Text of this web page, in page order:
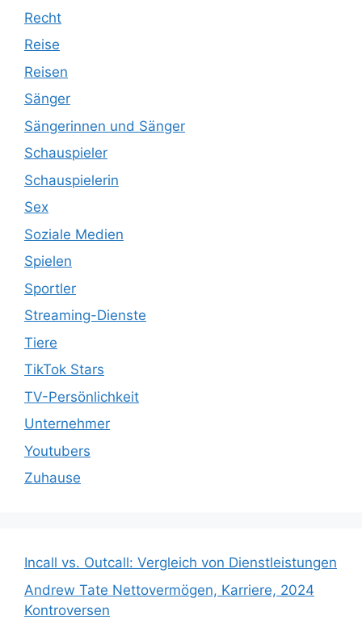
Recht
Reise
Reisen
Sänger
Sängerinnen und Sänger
Schauspieler
Schauspielerin
Sex
Soziale Medien
Spielen
Sportler
Streaming-Dienste
Tiere
TikTok Stars
TV-Persönlichkeit
Unternehmer
Youtubers
Zuhause
Incall vs. Outcall: Vergleich von Dienstleistungen
Andrew Tate Nettovermögen, Karriere, 2024
Kontroversen